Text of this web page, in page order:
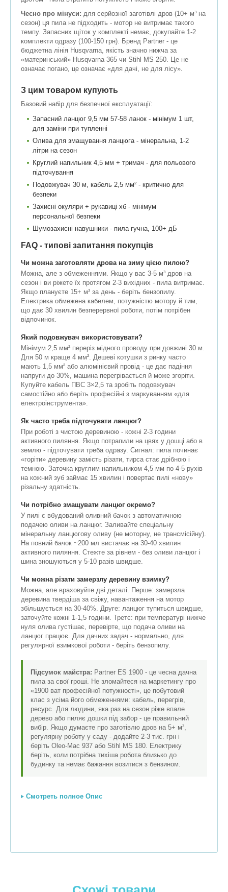
Чесно про мінуси: для серйозної заготівлі дров (10+ м³ на
сезон) ця пила не підходить - мотор не витримає такого
темпу. Запасних щіток у комплекті немає, докупайте 1-2
комплекти одразу (100-150 грн). Бренд Partner - це
бюджетна лінія Husqvarna, якість значно нижча за
«материнський» Husqvarna 365 чи Stihl MS 250. Це не
означає погано, це означає «для дачі, не для лісу».
З цим товаром купують
Базовий набір для безпечної експлуатації:
Запасний ланцюг 9,5 мм 57-58 ланок - мінімум 1 шт,
для заміни при тупленні
Олива для змащування ланцюга - мінеральна, 1-2
літри на сезон
Круглий напильник 4,5 мм + тримач - для польового
підточування
Подовжувач 30 м, кабель 2,5 мм² - критично для
безпеки
Захисні окуляри + рукавиці хб - мінімум
персональної безпеки
Шумозахисні навушники - пила гучна, 100+ дБ
FAQ - типові запитання покупців
Чи можна заготовляти дрова на зиму цією пилою?
Можна, але з обмеженнями. Якщо у вас 3-5 м³ дров на
сезон і ви ріжете їх протягом 2-3 вихідних - пила витримає.
Якщо плануєте 15+ м³ за день - беріть бензопилу.
Електрика обмежена кабелем, потужністю мотору й тим,
що дає 30 хвилин безперервної роботи, потім потрібен
відпочинок.
Який подовжувач використовувати?
Мінімум 2,5 мм² переріз мідного проводу при довжині 30 м.
Для 50 м краще 4 мм². Дешеві котушки з ринку часто
мають 1,5 мм² або алюмінієвий провід - це дає падіння
напруги до 30%, машина перегрівається й може згоріти.
Купуйте кабель ПВС 3×2,5 та зробіть подовжувач
самостійно або беріть професійні з маркуванням «для
електроінструмента».
Як часто треба підточувати ланцюг?
При роботі з чистою деревиною - кожні 2-3 години
активного пиляння. Якщо потрапили на цвях у дошці або в
землю - підточувати треба одразу. Сигнал: пила починає
«горіти» деревину замість різати, тирса стає дрібною і
темною. Заточка круглим напильником 4,5 мм по 4-5 рухів
на кожний зуб займає 15 хвилин і повертає пилі «нову»
різальну здатність.
Чи потрібно змащувати ланцюг окремо?
У пилі є вбудований оливний бачок з автоматичною
подачею оливи на ланцюг. Заливайте спеціальну
мінеральну ланцюгову оливу (не моторну, не трансмісійну).
На повний бачок ~200 мл вистачає на 30-40 хвилин
активного пиляння. Стежте за рівнем - без оливи ланцюг і
шина зношуються у 5-10 разів швидше.
Чи можна різати замерзлу деревину взимку?
Можна, але враховуйте дві деталі. Перше: замерзла
деревина твердіша за свіжу, навантаження на мотор
збільшується на 30-40%. Друге: ланцюг тупиться швидше,
заточуйте кожні 1-1,5 години. Третє: при температурі нижче
нуля олива густішає, перевірте, що подача оливи на
ланцюг працює. Для дачних задач - нормально, для
регулярної взимкової роботи - беріть бензопилу.
Підсумок майстра: Partner ES 1900 - це чесна дачна
пила за свої гроші. Не зломайтеся на маркетингу про
«1900 ват професійної потужності», це побутовий
клас з усіма його обмеженнями: кабель, перегрів,
ресурс. Для людини, яка раз на сезон ріже впале
дерево або пиляє дошки під забор - це правильний
вибір. Якщо думаєте про заготівлю дров на 5+ м³,
регулярну роботу у саду - додайте 2-3 тис. грн і
беріть Oleo-Mac 937 або Stihl MS 180. Електрику
беріть, коли потрібна тихіша робота близько до
будинку та немає бажання возитися з бензином.
Смотреть полное Опис